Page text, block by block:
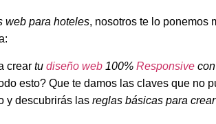
web para hoteles, nosotros te lo ponemos
crear tu diseño web 100% Responsive
esto? Que te damos las claves que no
y descubrirás las reglas básicas para